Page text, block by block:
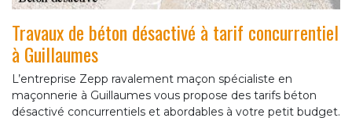
Travaux de béton désactivé à tarif concurrentiel
à Guillaumes
L’entreprise Zepp ravalement maçon spécialiste en
maçonnerie à Guillaumes vous propose des tarifs béton
désactivé concurrentiels et abordables à votre petit budget.